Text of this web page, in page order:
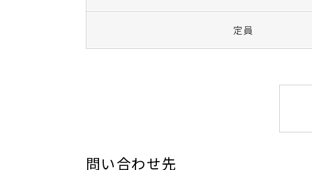
定員
問い合わせ先